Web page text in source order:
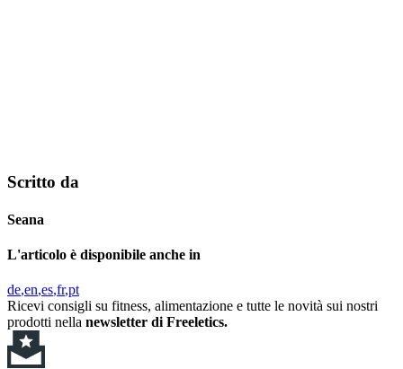
Scritto da
Seana
L'articolo è disponibile anche in
de en es fr pt
Ricevi consigli su fitness, alimentazione e tutte le novità sui nostri
prodotti nella newsletter di Freeletics.